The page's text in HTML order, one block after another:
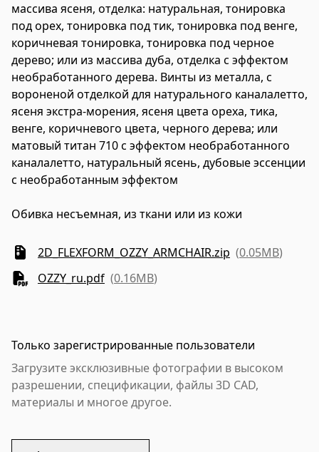
массива ясеня, отделка: натуральная, тонировка
под орех, тонировка под тик, тонировка под венге,
коричневая тонировка, тонировка под черное
дерево; или из массива дуба, отделка с эффектом
необработанного дерева. Винты из металла, с
вороненой отделкой для натурального каналалетто,
ясеня экстра-морения, ясеня цвета ореха, тика,
венге, коричневого цвета, черного дерева; или
матовый титан 710 с эффектом необработанного
каналалетто, натуральный ясень, дубовые эссенции
с необработанным эффектом
Обивка несъемная, из ткани или из кожи
2D_FLEXFORM_OZZY_ARMCHAIR.zip (0.05MB)
OZZY_ru.pdf (0.16MB)
Только зарегистрированные пользователи
Загрузите эксклюзивные фотографии в высоком
разрешении, спецификации, файлы 3D CAD,
материалы и многое другое.